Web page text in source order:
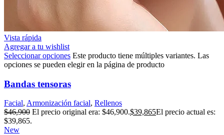
Vista rápida
Agregar a tu wishlist
Seleccionar opciones Este producto tiene múltiples variantes. Las
opciones se pueden elegir en la página de producto
Bandas tensoras
Facial, Armonización facial, Rellenos
$46,900 El precio original era: $46,900.$39,865El precio actual es:
$39,865.
New